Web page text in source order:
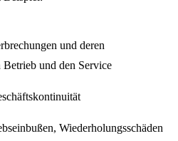
und deren
und den Service
Wiederholungsschäden